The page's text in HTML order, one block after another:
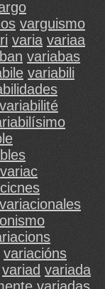
varguismo
varia variaa
variabas
variabili
variabilité
variac
variacionales
variacións
variad variada